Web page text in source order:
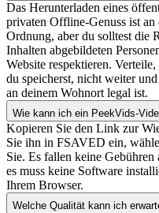
Das Herunterladen eines
privaten Offline-Genuss ist
Ordnung, aber du solltest die
Inhalten abgebildeten
Website respektieren.
du speicherst, nicht weiter
an deinem Wohnort legal ist.
Wie kann ich ein PeekVids-
Kopieren Sie den Link zur
Sie ihn in FSAVED ein,
Sie. Es fallen keine
es muss keine Software
Ihrem Browser.
Welche Qualität kann ich